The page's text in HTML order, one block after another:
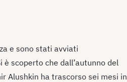
e sono stati avviati
scoperto che dall’autunno del
Alushkin ha trascorso sei mesi in